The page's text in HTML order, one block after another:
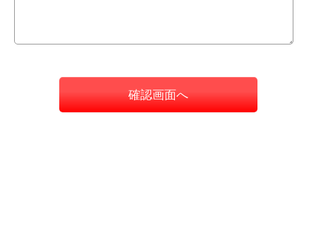
確認画面へ